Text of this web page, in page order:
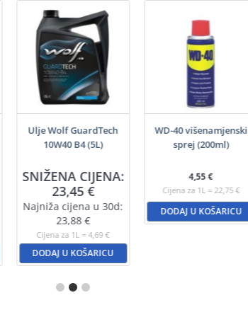
Ulje Wolf GuardTech
10W40 B4 (5L)
SNIŽENA CIJENA:
23,45€
Najniža cijena u 30d:
23,88€
Cijena za 1L = 4,69 €
DODAJ U KOŠARICU
WD-40 višenamjenski
sprej (200ml)
4,55€
Cijena za 1L = 22,75 €
DODAJ U KOŠARICU